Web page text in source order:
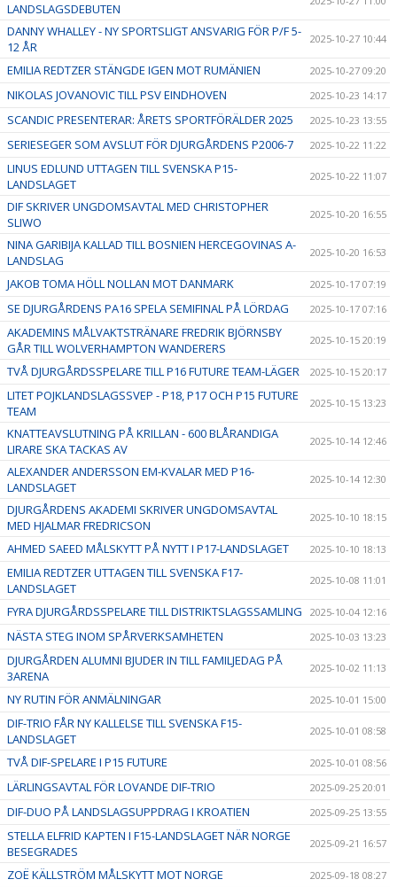
LANDSLAGSDEBUTEN
DANNY WHALLEY - NY SPORTSLIGT ANSVARIG FÖR P/F 5-
12 ÅR
2025-10-27 10:44
EMILIA REDTZER STÄNGDE IGEN MOT RUMÄNIEN 2025-10-27 09:20
NIKOLAS JOVANOVIC TILL PSV EINDHOVEN 2025-10-23 14:17
SCANDIC PRESENTERAR: ÅRETS SPORTFÖRÄLDER 2025 2025-10-23 13:55
SERIESEGER SOM AVSLUT FÖR DJURGÅRDENS P2006-7 2025-10-22 11:22
LINUS EDLUND UTTAGEN TILL SVENSKA P15-
LANDSLAGET
2025-10-22 11:07
DIF SKRIVER UNGDOMSAVTAL MED CHRISTOPHER
SLIWO
2025-10-20 16:55
NINA GARIBIJA KALLAD TILL BOSNIEN HERCEGOVINAS A-
LANDSLAG
2025-10-20 16:53
JAKOB TOMA HÖLL NOLLAN MOT DANMARK 2025-10-17 07:19
SE DJURGÅRDENS PA16 SPELA SEMIFINAL PÅ LÖRDAG 2025-10-17 07:16
AKADEMINS MÅLVAKTSTRÄNARE FREDRIK BJÖRNSBY
GÅR TILL WOLVERHAMPTON WANDERERS
2025-10-15 20:19
TVÅ DJURGÅRDSSPELARE TILL P16 FUTURE TEAM-LÄGER 2025-10-15 20:17
LITET POJKLANDSLAGSSVEP - P18, P17 OCH P15 FUTURE
TEAM
2025-10-15 13:23
KNATTEAVSLUTNING PÅ KRILLAN - 600 BLÅRANDIGA
LIRARE SKA TACKAS AV
2025-10-14 12:46
ALEXANDER ANDERSSON EM-KVALAR MED P16-
LANDSLAGET
2025-10-14 12:30
DJURGÅRDENS AKADEMI SKRIVER UNGDOMSAVTAL
MED HJALMAR FREDRICSON
2025-10-10 18:15
AHMED SAEED MÅLSKYTT PÅ NYTT I P17-LANDSLAGET 2025-10-10 18:13
EMILIA REDTZER UTTAGEN TILL SVENSKA F17-
LANDSLAGET
2025-10-08 11:01
FYRA DJURGÅRDSSPELARE TILL DISTRIKTSLAGSSAMLING 2025-10-04 12:16
NÄSTA STEG INOM SPÅRVERKSAMHETEN 2025-10-03 13:23
DJURGÅRDEN ALUMNI BJUDER IN TILL FAMILJEDAG PÅ
3ARENA
2025-10-02 11:13
NY RUTIN FÖR ANMÄLNINGAR 2025-10-01 15:00
DIF-TRIO FÅR NY KALLELSE TILL SVENSKA F15-
LANDSLAGET
2025-10-01 08:58
TVÅ DIF-SPELARE I P15 FUTURE 2025-10-01 08:56
LÄRLINGSAVTAL FÖR LOVANDE DIF-TRIO 2025-09-25 20:01
DIF-DUO PÅ LANDSLAGSUPPDRAG I KROATIEN 2025-09-25 13:55
STELLA ELFRID KAPTEN I F15-LANDSLAGET NÄR NORGE
BESEGRADES
2025-09-21 16:57
ZOË KÄLLSTRÖM MÅLSKYTT MOT NORGE 2025-09-18 08:27